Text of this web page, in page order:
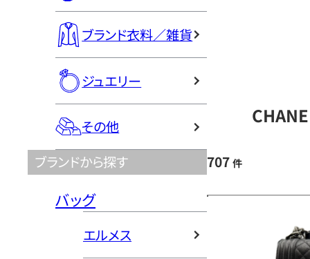
ブランド衣料／雑貨
ジュエリー
その他
ブランドから探す
バッグ
エルメス
707 件